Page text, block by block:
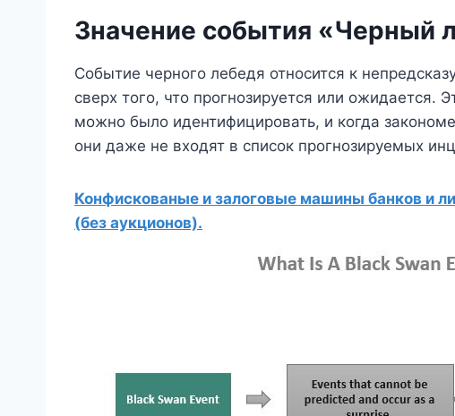
Значение события «Черный
Событие черного лебедя относится к
сверх того, что прогнозируется или ожидается.
можно было идентифицировать, и когда
они даже не входят в список прогнозируемых
Конфискованые и залоговые машины банков и
(без аукционов).